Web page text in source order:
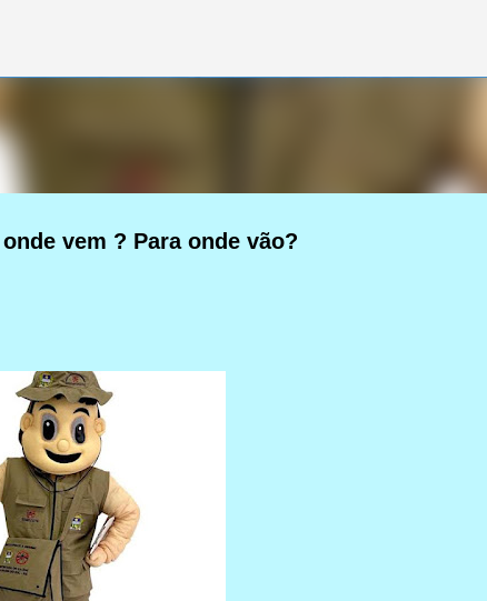
vem ? Para onde vão?